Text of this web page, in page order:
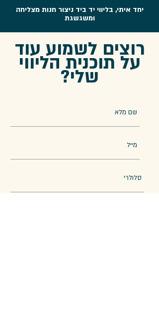
יחד איתי, בליווי יד ביד ניצור חנות מצליחה
ומשגשגת
רוצים לשמוע עוד
על תוכנית הליווי
שלי?